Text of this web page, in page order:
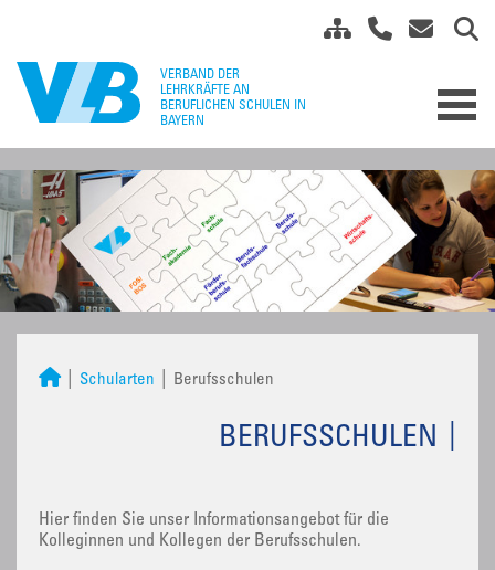
Schularten Berufsschulen
BERUFSSCHULEN
Hier finden Sie unser Informationsangebot für die
Kolleginnen und Kollegen der Berufsschulen.